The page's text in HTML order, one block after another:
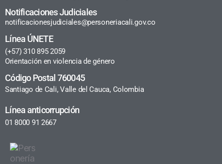
Notificaciones Judiciales
notificacionesjudiciales@personeriacali.gov.co
Línea ÚNETE
(+57) 310 895 2059
Orientación en violencia de género
Código Postal 760045
Santiago de Cali, Valle del Cauca, Colombia
Línea anticorrupción
01 8000 91 2667